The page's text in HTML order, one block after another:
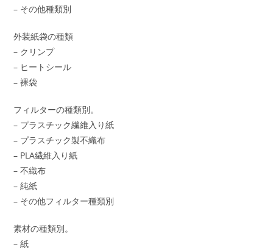
– その他種類別
外装紙袋の種類
– クリンプ
– ヒートシール
– 裸袋
フィルターの種類別。
– プラスチック繊維入り紙
– プラスチック製不織布
– PLA繊維入り紙
– 不織布
– 純紙
– その他フィルター種類別
素材の種類別。
– 紙